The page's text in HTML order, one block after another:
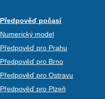
Předpověď počasí
Numerický model
Předpověď pro Prahu
Předpověď pro Brno
Předpověď pro Ostravu
Předpověď pro Plzeň